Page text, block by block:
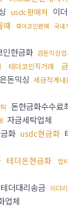
usdc판매처 이
때 파이코인판매 국내
인현금화 검돈믹싱
테더코인직거래
돈믹싱 세금적게내
돈현금화수수료
자금세탁업체
화 usdc현금화
테더돈현금화 업
테더대리송금 이더
업체